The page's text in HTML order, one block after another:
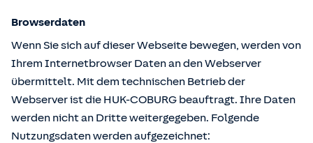
Browserdaten
Wenn Sie sich auf dieser Webseite bewegen, werden von
Ihrem Internetbrowser Daten an den Webserver
übermittelt. Mit dem technischen Betrieb der
Webserver ist die HUK-COBURG beauftragt. Ihre Daten
werden nicht an Dritte weitergegeben. Folgende
Nutzungsdaten werden aufgezeichnet: